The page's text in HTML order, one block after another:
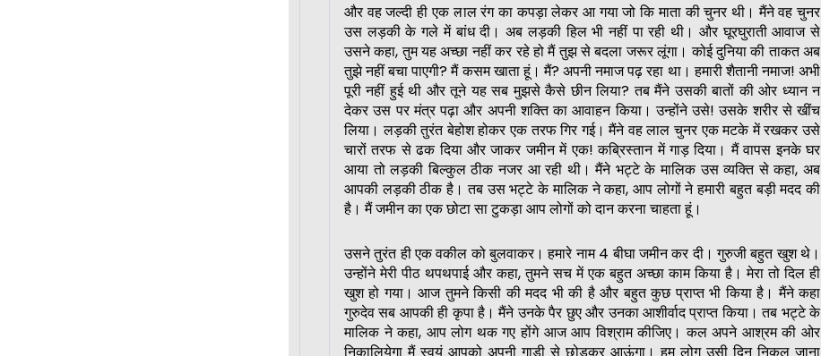
और वह जल्दी ही एक लाल रंग का कपड़ा लेकर आ गया जो कि माता की चुनर थी। मैंने वह चुनर
उस लड़की के गले में बांध दी। अब लड़की हिल भी नहीं पा रही थी। और घूरघुराती आवाज से
उसने कहा, तुम यह अच्छा नहीं कर रहे हो मैं तुझ से बदला जरूर लूंगा। कोई दुनिया की ताकत अब
तुझे नहीं बचा पाएगी? मैं कसम खाता हूं। मैं? अपनी नमाज पढ़ रहा था। हमारी शैतानी नमाज! अभी
पूरी नहीं हुई थी और तूने यह सब मुझसे कैसे छीन लिया? तब मैंने उसकी बातों की ओर ध्यान न
देकर उस पर मंत्र पढ़ा और अपनी शक्ति का आवाहन किया। उन्होंने उसे! उसके शरीर से खींच
लिया। लड़की तुरंत बेहोश होकर एक तरफ गिर गई। मैंने वह लाल चुनर एक मटके में रखकर उसे
चारों तरफ से ढक दिया और जाकर जमीन में एक! कब्रिस्तान में गाड़ दिया। मैं वापस इनके घर
आया तो लड़की बिल्कुल ठीक नजर आ रही थी। मैंने भट्टे के मालिक उस व्यक्ति से कहा, अब
आपकी लड़की ठीक है। तब उस भट्टे के मालिक ने कहा, आप लोगों ने हमारी बहुत बड़ी मदद की
है। मैं जमीन का एक छोटा सा टुकड़ा आप लोगों को दान करना चाहता हूं।
उसने तुरंत ही एक वकील को बुलवाकर। हमारे नाम 4 बीघा जमीन कर दी। गुरुजी बहुत खुश थे।
उन्होंने मेरी पीठ थपथपाई और कहा, तुमने सच में एक बहुत अच्छा काम किया है। मेरा तो दिल ही
खुश हो गया। आज तुमने किसी की मदद भी की है और बहुत कुछ प्राप्त भी किया है। मैंने कहा
गुरुदेव सब आपकी ही कृपा है। मैंने उनके पैर छुए और उनका आशीर्वाद प्राप्त किया। तब भट्टे के
मालिक ने कहा, आप लोग थक गए होंगे आज आप विश्राम कीजिए। कल अपने आश्रम की ओर
निकालियेगा मैं स्वयं आपको अपनी गाड़ी से छोड़कर आऊंगा। हम लोग उसी दिन निकल जाना